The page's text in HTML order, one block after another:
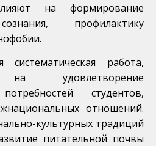
на формирование
профилактику
работа,
на удовлетворение
студентов,
отношений.
культурных традиций
питательной почвы